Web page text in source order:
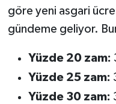
göre yeni asgari
gündeme geliyor.
Yüzde 20 zam:
Yüzde 25 zam:
Yüzde 30 zam: